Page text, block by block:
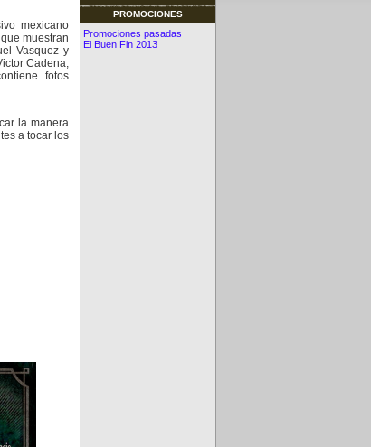
mexicano
muestran
Vasquez y
Cadena,
fotos
la manera
a tocar los
PROMOCIONES
Promociones pasadas
El Buen Fin 2013